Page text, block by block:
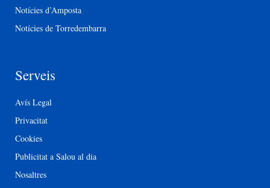
Notícies d’Amposta
Notícies de Torredembarra
Serveis
Avís Legal
Privacitat
Cookies
Publicitat a Salou al dia
Nosaltres